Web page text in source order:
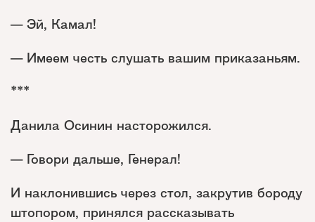
— Эй, Камал!
— Имеем честь слушать вашим приказаньям.
***
Данила Осинин насторожился.
— Говори дальше, Генерал!
И наклонившись через стол, закрутив бороду
штопором, принялся рассказывать